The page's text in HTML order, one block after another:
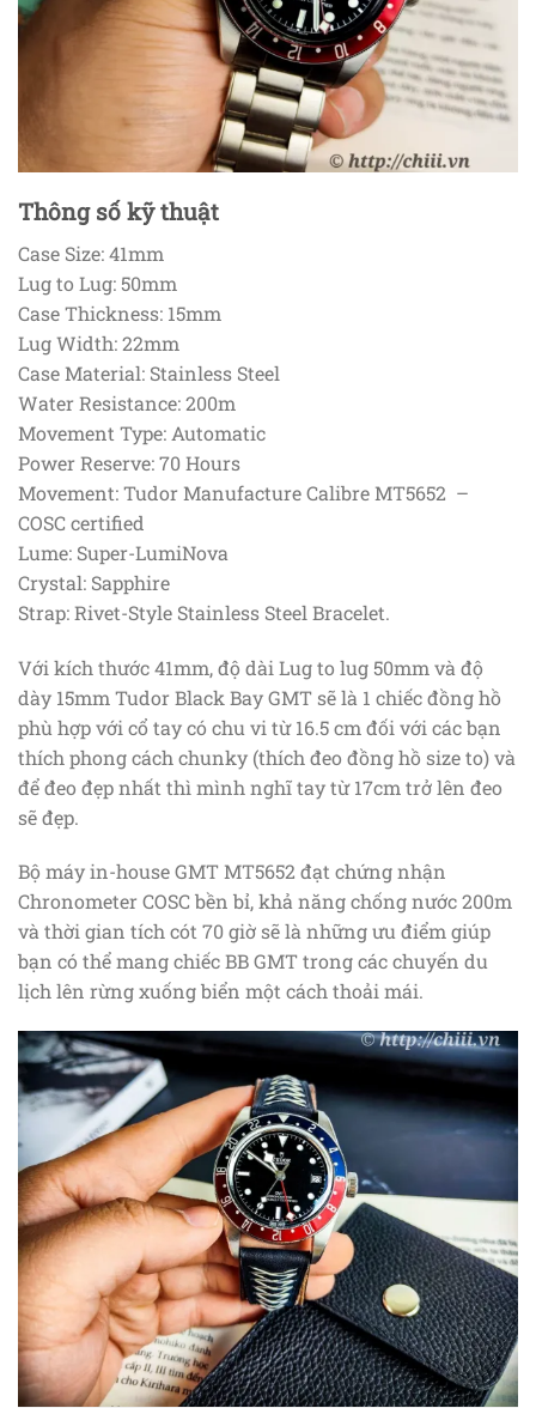
Thông số kỹ thuật
Case Size: 41mm
Lug to Lug: 50mm
Case Thickness: 15mm
Lug Width: 22mm
Case Material: Stainless Steel
Water Resistance: 200m
Movement Type: Automatic
Power Reserve: 70 Hours
Movement: Tudor Manufacture Calibre MT5652 –
COSC certified
Lume: Super-LumiNova
Crystal: Sapphire
Strap: Rivet-Style Stainless Steel Bracelet.
Với kích thước 41mm, độ dài Lug to lug 50mm và độ
dày 15mm Tudor Black Bay GMT sẽ là 1 chiếc đồng hồ
phù hợp với cổ tay có chu vi từ 16.5 cm đối với các bạn
thích phong cách chunky (thích đeo đồng hồ size to) và
để đeo đẹp nhất thì mình nghĩ tay từ 17cm trở lên đeo
sẽ đẹp.
Bộ máy in-house GMT MT5652 đạt chứng nhận
Chronometer COSC bền bỉ, khả năng chống nước 200m
và thời gian tích cót 70 giờ sẽ là những ưu điểm giúp
bạn có thể mang chiếc BB GMT trong các chuyến du
lịch lên rừng xuống biển một cách thoải mái.